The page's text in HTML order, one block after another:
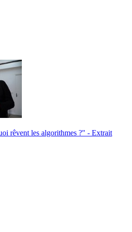
rêvent les algorithmes ?" - Extrait